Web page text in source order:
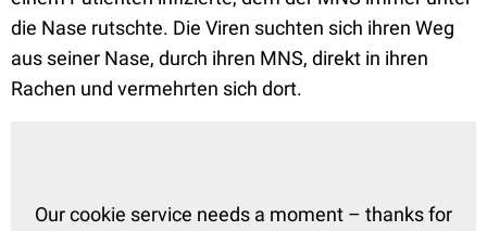
die Nase rutschte. Die Viren suchten sich ihren Weg
aus seiner Nase, durch ihren MNS, direkt in ihren
Rachen und vermehrten sich dort.
Our cookie service needs a moment – thanks for